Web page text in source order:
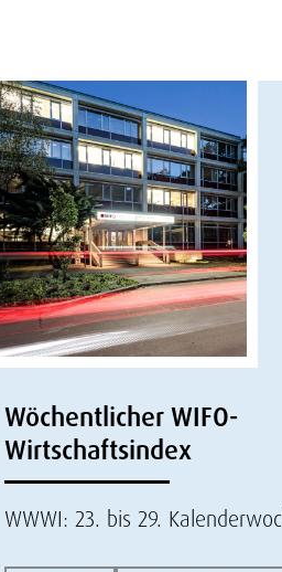
Wöchentlicher WIFO-
Wirtschaftsindex
WWWI: 23. bis 29.